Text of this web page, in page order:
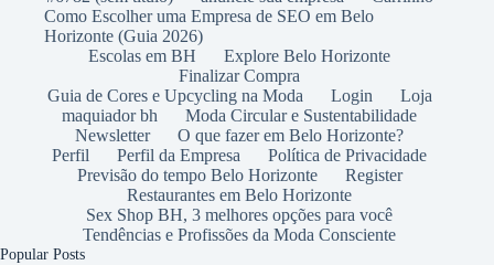
Como Escolher uma Empresa de SEO em Belo
Horizonte (Guia 2026)
Escolas em BH
Explore Belo Horizonte
Finalizar Compra
Guia de Cores e Upcycling na Moda
Login
Loja
maquiador bh
Moda Circular e Sustentabilidade
Newsletter
O que fazer em Belo Horizonte?
Perfil
Perfil da Empresa
Política de Privacidade
Previsão do tempo Belo Horizonte
Register
Restaurantes em Belo Horizonte
Sex Shop BH, 3 melhores opções para você
Tendências e Profissões da Moda Consciente
Popular Posts